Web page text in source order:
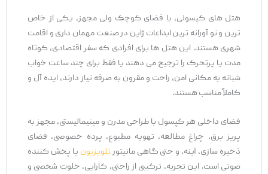
هتل ‌های کپسولی، با فضای کوچک ولی مجهز، یکی از خاص‌
ترین و نو آورانه ‌ترین ابداعات ژاپن در صنعت مهمان‌ داری و اقامت
شهری هستند. این هتل ‌ها برای افرادی که سفر اقتصادی، کوتاه‌
مدت یا پرتحرک را ترجیح می ‌دهند یا فقط برای چند ساعت خواب
شبانه به مکانی امن، راحت و مقرون ‌به ‌صرفه نیاز دارند، ایده ‌آل و
کاملاً مناسب هستند.
فضای داخلی هر کپسول با طراحی مدرن و مینیمالیستی، مجهز به
پریز برق، چراغ مطالعه، تهویه مطبوع، پرده خصوصی، فضای
ذخیره‌ سازی، آینه، و حتی گاهی مانیتورتلویزیونیا پخش ‌کننده
صوتی است. این تجربه، ترکیبی از راحتی، کارایی، خلوت شخصی و